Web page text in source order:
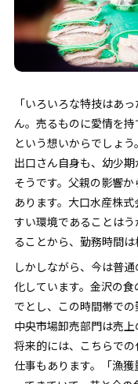
「いろいろな特技はあ
ん。売るものに愛情を
という想いからでしょう。
出口さん自身も、幼少
そうです。父親の影響
あります。大口水産株
すい環境であることは
ることから、勤務時間は
しかしながら、今は普
化しています。金沢の
でとし、この時間帯で
中央市場卸売部門は売上
将来的には、こちらで
仕事もあります。「漁